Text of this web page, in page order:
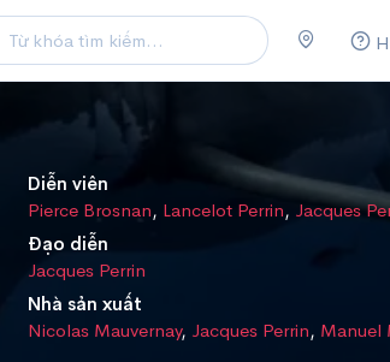
Diễn viên
Pierce Brosnan, Lancelot Perrin, Jacques
Đạo diễn
Jacques Perrin
Nhà sản xuất
Nicolas Mauvernay, Jacques Perrin, Manuel